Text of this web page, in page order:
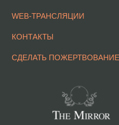
WEB-ТРАНСЛЯЦИИ
КОНТАКТЫ
СДЕЛАТЬ ПОЖЕРТВОВАНИЕ